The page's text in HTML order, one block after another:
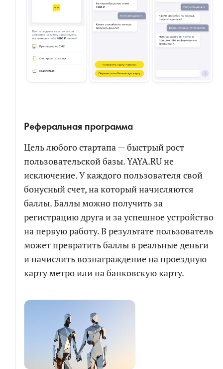
Реферальная программа
Цель любого стартапа — быстрый рост
пользовательской базы. YAYA.RU не
исключение. У каждого пользователя свой
бонусный счет, на который начисляются
баллы. Баллы можно получить за
регистрацию друга и за успешное устройство
на первую работу. В результате пользователь
может превратить баллы в реальные деньги
и начислить вознаграждение на проездную
карту метро или на банковскую карту.